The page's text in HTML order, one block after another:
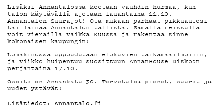
KIRJAUDU SISÄÄN
Lisäksi Annantalossa koetaan vauhdin hurmaa, kun
talon käytävällä ajetaan lauantaina 11.10.
Annantalon Suurajot! Ota mukaan parhaat pikkuautosi
tai lainaa Annantalon tallista. Samalla reissulla
voit vierailla vaikka Kuussa ja rakentaa sinne
kokonaisen kaupungin!
Lomakinossa uppoudutaan elokuvien taikamaailmoihin,
ja viikko huipentuu suosittuun AnnanHouse Diskoon
perjantaina 17.10.
Osoite on Annankatu 30. Tervetuloa pienet, suuret ja
uudet ystävät!
Lisätiedot: Annantalo.fi